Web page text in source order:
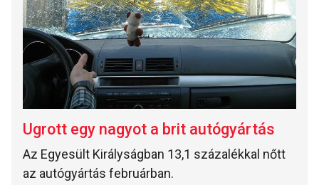
Ugrott egy nagyot a brit autógyártás
Az Egyesült Királyságban 13,1 százalékkal nőtt
az autógyártás februárban.